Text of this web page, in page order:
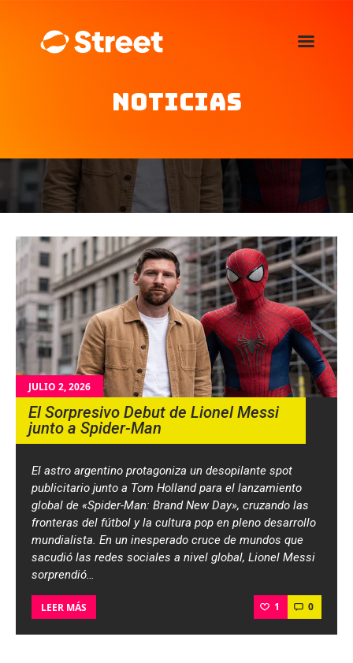
Noticias
La Street FM 101.5
Noticias
Agenda
Publicitá
Familia de auspiciantes
JULIO 2, 2026
El Sorpresivo Debut de Lionel Messi
junto a Spider-Man
El astro argentino protagoniza un desopilante spot
publicitario junto a Tom Holland para el lanzamiento
global de «Spider-Man: Brand New Day», cruzando las
fronteras del fútbol y la cultura pop en pleno desarrollo
mundialista. En un inesperado cruce de mundos que
sacudió las redes sociales a nivel global, Lionel Messi
sorprendió…
LEER MÁS 1 0